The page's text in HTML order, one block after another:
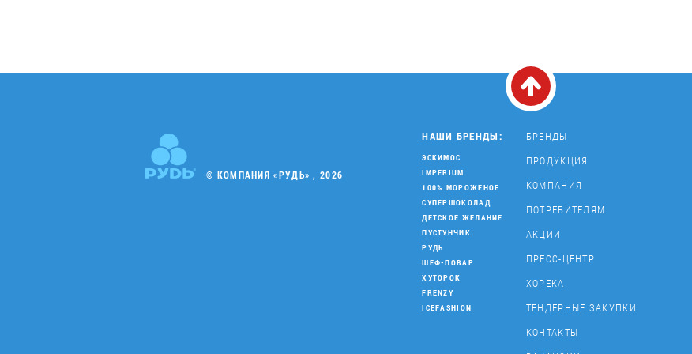
© КОМПАНИЯ «РУДЬ» , 2026
НАШИ БРЕНДЫ:
ЭСКИМОС
IMPERIUM
100% МОРОЖЕНОЕ
СУПЕРШОКОЛАД
ДЕТСКОЕ ЖЕЛАНИЕ
ПУСТУНЧИК
РУДЬ
ШЕФ-ПОВАР
ХУТОРОК
FRENZY
ICEFASHION
БРЕНДЫ
ПРОДУКЦИЯ
КОМПАНИЯ
ПОТРЕБИТЕЛЯМ
АКЦИИ
ПРЕСС-ЦЕНТР
ХОРЕКА
ТЕНДЕРНЫЕ ЗАКУПКИ
КОНТАКТЫ